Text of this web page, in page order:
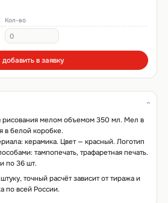
Кол-во
добавить в заявку
рисования мелом объемом 350 мл. Mел в
в белой коробке.
керамика. Цвет — красный. Логотип
тампопечать, трафаретная печать.
по 36 шт.
точный расчёт зависит от тиража и
по всей России.